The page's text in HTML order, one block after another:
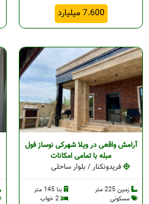
7.600 میلیارد
آرامش واقعی در ویلا شهرکی نوساز فول
مبله با تمامی امکانات
فریدونکنار / بلوار ساحلی
زمین 225 متر
بنا 145 متر
مسکونی